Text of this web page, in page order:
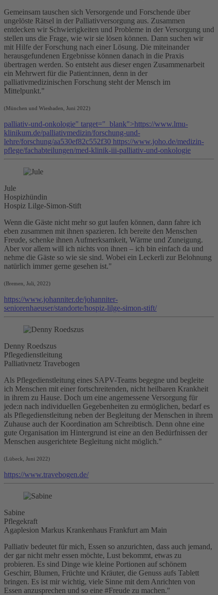
Gemeinsam tauschen sich Versorgende und Forschende über
ungelöste Rätsel in der Palliativversorgung aus. Zusammen
entdecken wir Schwierigkeiten und Probleme in der Versorgung und
stellen uns die Frage, wie wir sie lösen können. Dann suchen wir
mit Hilfe der Forschung nach einer Lösung. Die miteinander
herausgefundenen Ergebnisse können danach in die Praxis
übertragen werden. So entsteht aus dieser engen Zusammenarbeit
ein Mehrwert für die Patient:innen, denn in der
palliativmedizinischen Forschung steht der Mensch im
Mittelpunkt."
(München und Wiesbaden, Juni 2022)
palliativ-und-onkologie" target="_blank">https://www.lmu-
klinikum.de/palliativmedizin/forschung-und-
lehre/forschung/aa530ef82c552f30 https://www.joho.de/medizin-
pflege/fachabteilungen/med-klinik-iii-palliativ-und-onkologie
Jule
Hospizhündin
Hospiz Lilge-Simon-Stift
Wenn die Gäste nicht mehr so gut laufen können, dann fahre ich
eben zusammen mit ihnen spazieren. Ich bereite den Menschen
Freude, schenke ihnen Aufmerksamkeit, Wärme und Zuneigung.
Aber vor allem will ich nichts von ihnen – ich bin einfach da und
nehme die Gäste so wie sie sind. Wobei ein Leckerli zur Belohnung
natürlich immer gerne gesehen ist."
(Bremen, Juli, 2022)
https://www.johanniter.de/johanniter-
seniorenhaeuser/standorte/hospiz-lilge-simon-stift/
Denny Roedszus
Pflegedienstleitung
Palliativnetz Travebogen
Als Pflegedienstleitung eines SAPV-Teams begegne und begleite
ich Menschen mit einer fortschreitenden, nicht heilbaren Krankheit
in ihrem zu Hause. Doch um eine angemessene Versorgung für
jede:n nach individuellen Gegebenheiten zu ermöglichen, bedarf es
als Pflegedienstleitung neben der Begleitung der Menschen in ihrem
Zuhause auch der Koordination am Schreibtisch. Denn ohne eine
gute Organisation im Hintergrund ist eine an den Bedürfnissen der
Menschen ausgerichtete Begleitung nicht möglich."
(Lübeck, Juni 2022)
https://www.travebogen.de/
Sabine
Pflegekraft
Agaplesion Markus Krankenhaus Frankfurt am Main
Palliativ bedeutet für mich, Essen so anzurichten, dass auch jemand,
der gar nicht mehr essen möchte, Lust bekommt, etwas zu
probieren. Es sind Dinge wie kleine Portionen auf schönem
Geschirr, Blumen, Früchte und Kräuter, die Genuss aufs Tablett
bringen. Es ist mir wichtig, viele Sinne mit dem Anrichten von
Essen anzusprechen und so eine #Freude zu machen."